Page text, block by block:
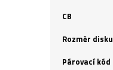
CB
Rozměr disku
Párovací kód